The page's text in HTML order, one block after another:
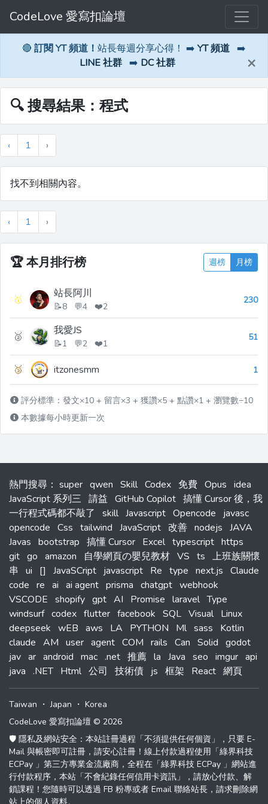
CodeLove 愛寫扣論壇
🔴 訂閱 YT 頻道！ 站長每週分享心得！ ➡️ YT 頻道 ➡️
LINE 社群 ➡️ DC 社群 ×
🔍 搜尋結果：程式
‹ 1 ›
找不到相關內容。
‹ 1 ›
🏆本月排行榜 週榜 月榜
🥇 站長阿川
📝8 💬4 ❤️2
230
🥈 我愛JS
📝1 💬2 ❤️1
51
🥉 itzonesmm 1
評分標準：發文×10 + 留言×3 + 獲讚×5 + 點讚×1 + 瀏覽數÷10
本數據每小時更新一次
熱門搜尋 ： super qwen Skill Codex 免費 Opus idea
JavaScript 系列三 請益 GitHub Copilot 搞懂 Cursor 後，我
一行程式碼都不敲了
skill Javascript Opencode
javasc
opencode Css tailwind JavaScript 改善 nodejs JAVA
Javas bootstrap 搞懂 Cursor Excel typescript https
git go amazon 自學網頁の嬰兒教材 VS ts 上班族關懷
串
ui [] JavaSCript javascript Re type next.js Claude
code re ai ai agent prisma chatgpt webhook
VSCODE shopify gpt AI Promise laravel Type
windsurf codex flutter facebook SQL Visual Linux
deepseek wEB aws LA PYTHON Ml sass
Kotlin
claude AM user agent COM rails Can Solid godot
jav ar android mac .net 推薦 la Java seo imgur api
java .NET Html 公司 技術債 js 框架 React 網頁
Taiwan ・Japan ・ Korea
CodeLove 愛寫扣論壇 © 2026
🛡️ 隱私及網站安全：本站註冊過程「不須提供任何個資」，只要 E-
Mail 與帳密即可註冊，請安心註冊！線上付款過程使用「綠界科技
ECPay 」第三方專業金流廠商，全程在「綠界科技 ECPay 」網站進
行付款程序，本站「不會紀錄任何信用卡資訊」，請放心付款、解
鎖課程！您隨時可以透過 FB 粉專或者 Email 聯絡站長，請求刪除網